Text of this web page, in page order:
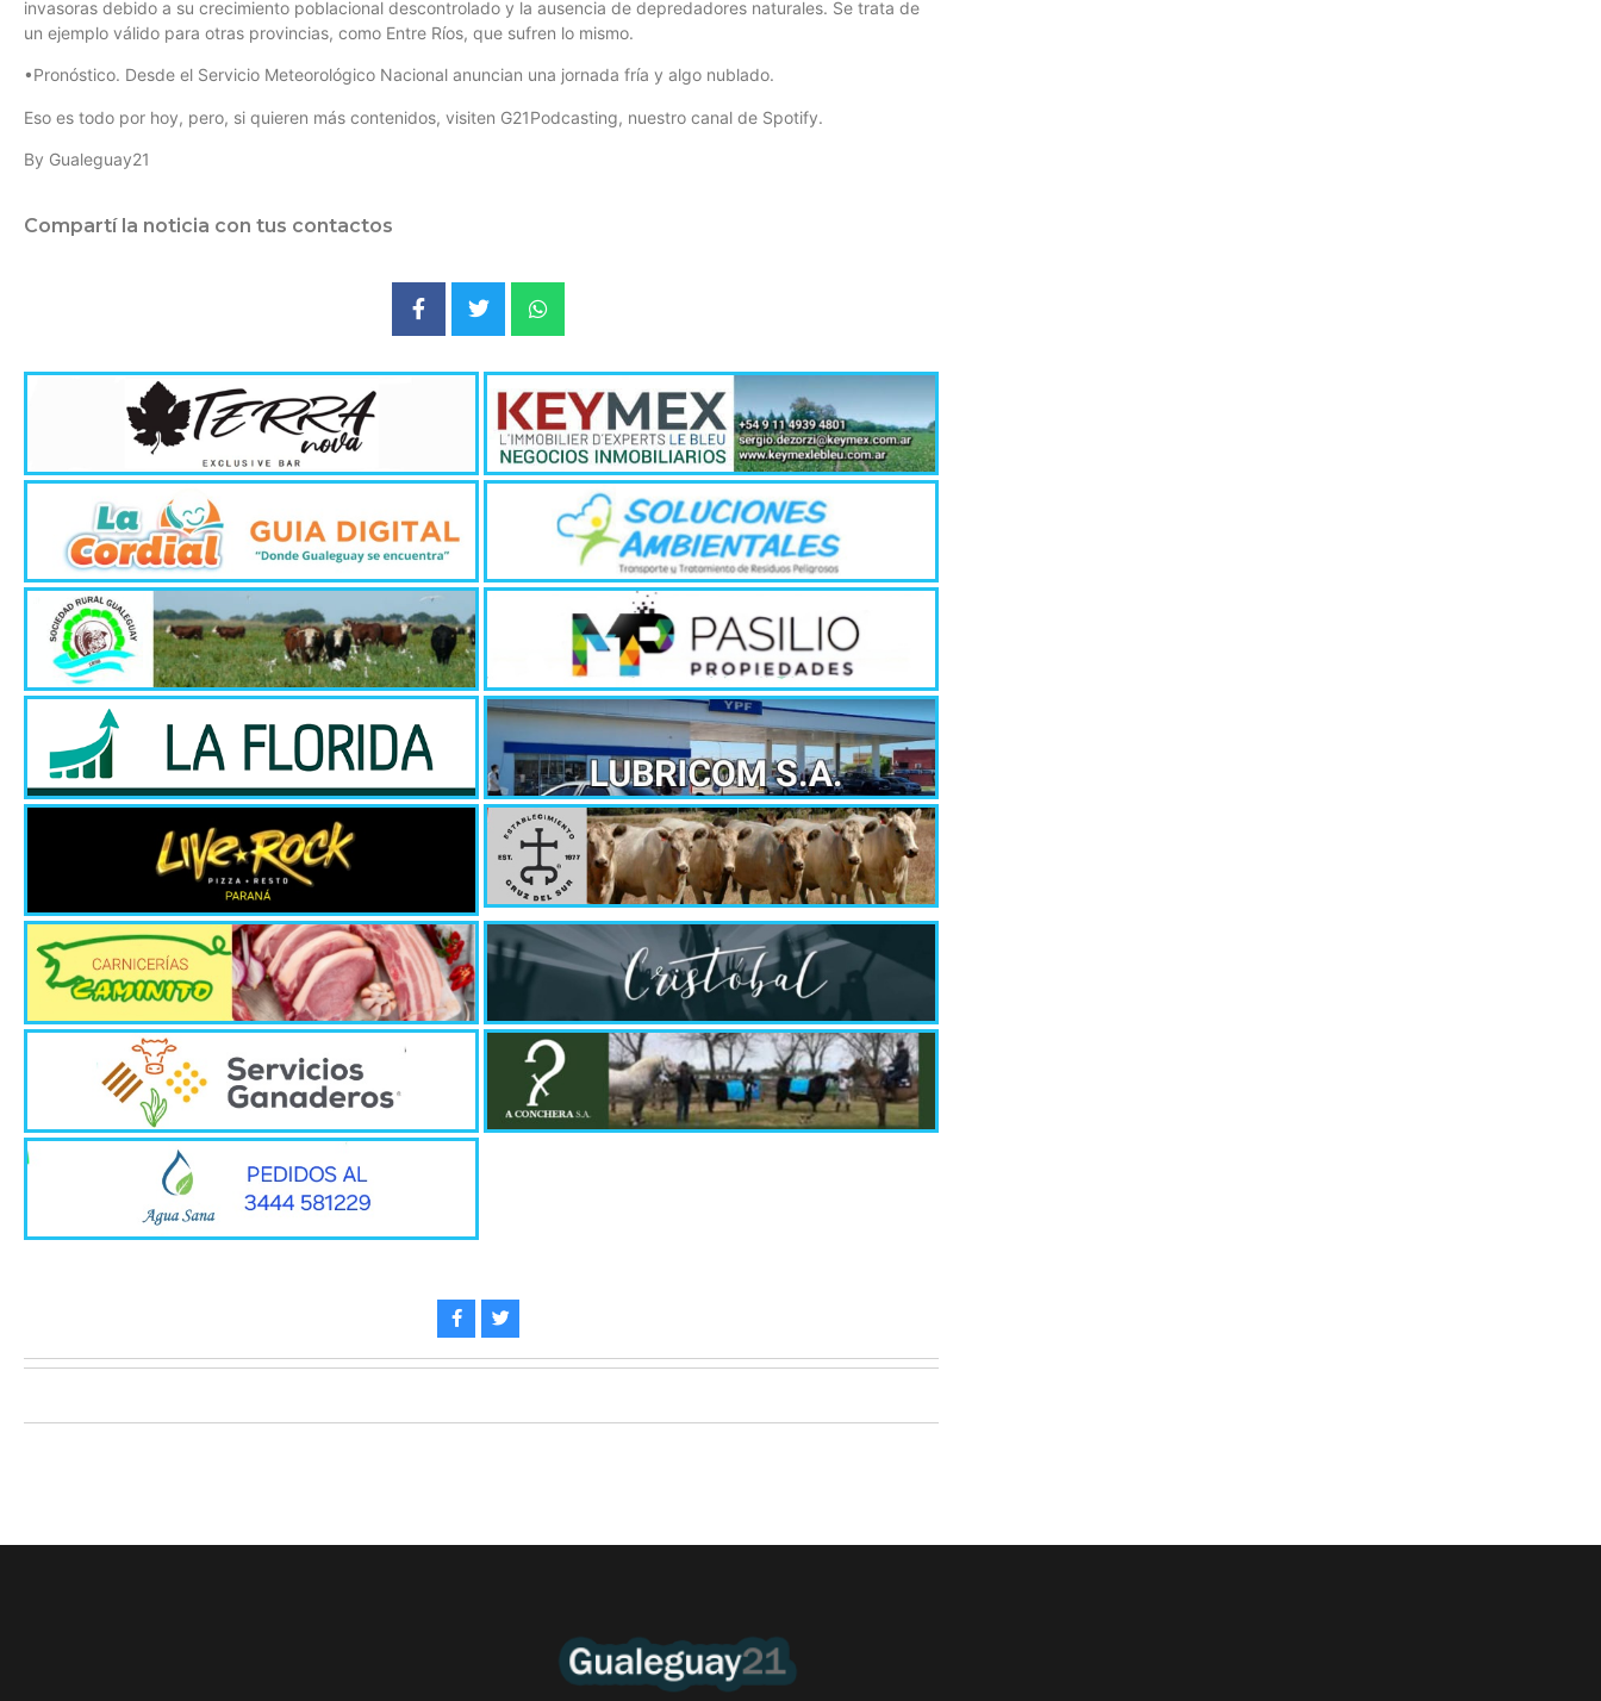
invasoras debido a su crecimiento poblacional descontrolado y la ausencia de depredadores naturales. Se trata de
un ejemplo válido para otras provincias, como Entre Ríos, que sufren lo mismo.
•Pronóstico. Desde el Servicio Meteorológico Nacional anuncian una jornada fría y algo nublado.
Eso es todo por hoy, pero, si quieren más contenidos, visiten G21Podcasting, nuestro canal de Spotify.
By Gualeguay21
Compartí la noticia con tus contactos